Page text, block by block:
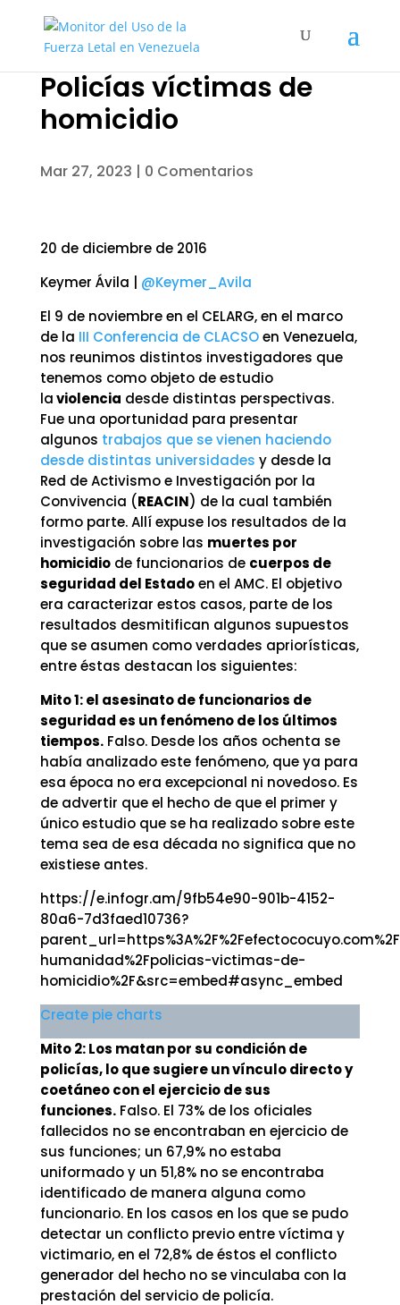
Policías víctimas de
homicidio
Mar 27, 2023 | 0 Comentarios
20 de diciembre de 2016
Keymer Ávila | @Keymer_Avila
El 9 de noviembre en el CELARG, en el marco
de la III Conferencia de CLACSOen Venezuela,
nos reunimos distintos investigadores que
tenemos como objeto de estudio
laviolencia desde distintas perspectivas.
Fue una oportunidad para presentar
algunos trabajos que se vienen haciendo
desde distintas universidades y desde la
Red de Activismo e Investigación por la
Convivencia (REACIN) de la cual también
formo parte. Allí expuse los resultados de la
investigación sobre las muertes por
homicidiode funcionarios de cuerpos de
seguridad del Estadoen el AMC. El objetivo
era caracterizar estos casos, parte de los
resultados desmitifican algunos supuestos
que se asumen como verdades apriorísticas,
entre éstas destacan los siguientes:
Mito 1: el asesinato de funcionarios de
seguridad es un fenómeno de los últimos
tiempos.Falso. Desde los años ochenta se
había analizado este fenómeno, que ya para
esa época no era excepcional ni novedoso. Es
de advertir que el hecho de que el primer y
único estudio que se ha realizado sobre este
tema sea de esa década no significa que no
existiese antes.
https://e.infogr.am/9fb54e90-901b-4152-
80a6-7d3faed10736?
humanidad%2Fpolicias-victimas-de-
homicidio%2F&src=embed#async_embed
Create pie charts
Mito 2: Los matan por su condición de
policías, lo que sugiere un vínculo directo y
coetáneo con el ejercicio de sus
funciones.Falso. El 73% de los oficiales
fallecidos no se encontraban en ejercicio de
sus funciones; un 67,9% no estaba
uniformado y un 51,8% no se encontraba
identificado de manera alguna como
funcionario. En los casos en los que se pudo
detectar un conflicto previo entre víctima y
victimario, en el 72,8% de éstos el conflicto
generador del hecho no se vinculaba con la
prestación del servicio de policía.